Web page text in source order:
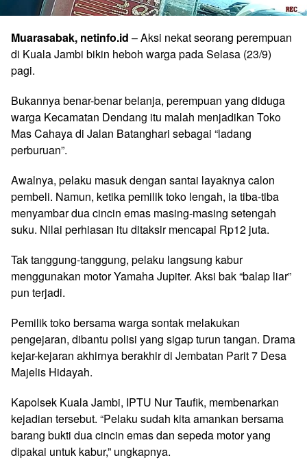
Muarasabak, netinfo.id – Aksi nekat seorang perempuan
di Kuala Jambi bikin heboh warga pada Selasa (23/9)
pagi.
Bukannya benar-benar belanja, perempuan yang diduga
warga Kecamatan Dendang itu malah menjadikan Toko
Mas Cahaya di Jalan Batanghari sebagai “ladang
perburuan”.
Awalnya, pelaku masuk dengan santai layaknya calon
pembeli. Namun, ketika pemilik toko lengah, ia tiba-tiba
menyambar dua cincin emas masing-masing setengah
suku. Nilai perhiasan itu ditaksir mencapai Rp12 juta.
Tak tanggung-tanggung, pelaku langsung kabur
menggunakan motor Yamaha Jupiter. Aksi bak “balap liar”
pun terjadi.
Pemilik toko bersama warga sontak melakukan
pengejaran, dibantu polisi yang sigap turun tangan. Drama
kejar-kejaran akhirnya berakhir di Jembatan Parit 7 Desa
Majelis Hidayah.
Kapolsek Kuala Jambi, IPTU Nur Taufik, membenarkan
kejadian tersebut. “Pelaku sudah kita amankan bersama
barang bukti dua cincin emas dan sepeda motor yang
dipakai untuk kabur,” ungkapnya.